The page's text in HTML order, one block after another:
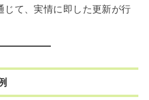
じて、実情に即した更新が行